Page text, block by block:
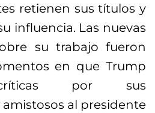
retienen sus títulos y
influencia. Las nuevas
su trabajo fueron
en que Trump
por sus
al presidente